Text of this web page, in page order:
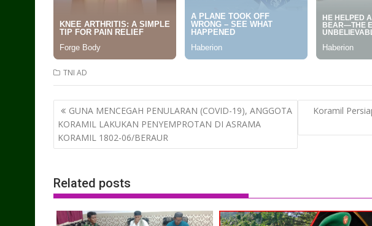
TNI AD
Post
navigation
GUNA MENCEGAH PENULARAN (COVID-19), ANGGOTA
KORAMIL LAKUKAN PENYEMPROTAN DI ASRAMA
KORAMIL 1802-06/BERAUR
Koramil
Related posts